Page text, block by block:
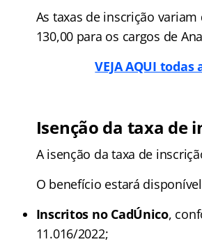
As taxas de inscrição
130,00 para os cargos de
VEJA AQUI
Isenção da taxa de
A isenção da taxa de
O benefício estará
Inscritos no CadÚnico,
11.016/2022;